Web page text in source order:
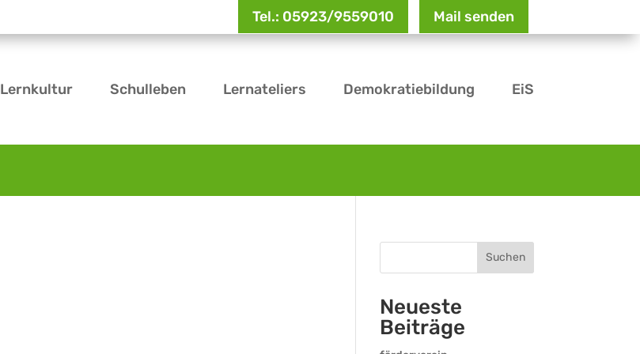
Tel.: 05923/9559010 Mail senden
Lernkultur Schulleben Lernateliers Demokratiebildung EiS
Suchen
Neueste
Beiträge